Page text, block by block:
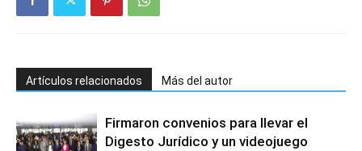
Artículos relacionados Más del autor
Firmaron convenios para llevar el
Digesto Jurídico y un videojuego